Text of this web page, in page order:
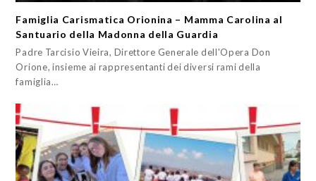
Famiglia Carismatica Orionina – Mamma Carolina al
Santuario della Madonna della Guardia
Padre Tarcisio Vieira, Direttore Generale dell'Opera Don
Orione, insieme ai rappresentanti dei diversi rami della
famiglia…